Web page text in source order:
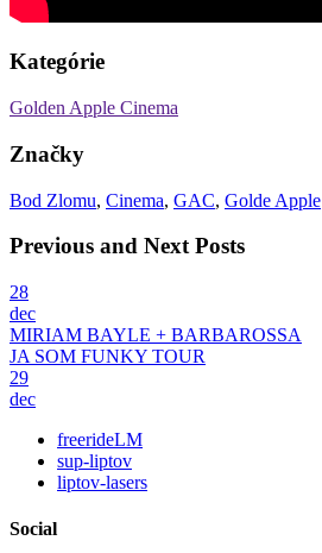
Kategórie
Golden Apple Cinema
Značky
Bod Zlomu, Cinema, GAC, Golde Apple
Previous and Next Posts
28
dec
MIRIAM BAYLE + BARBAROSSA
JA SOM FUNKY TOUR
29
dec
freerideLM
sup-liptov
liptov-lasers
Social